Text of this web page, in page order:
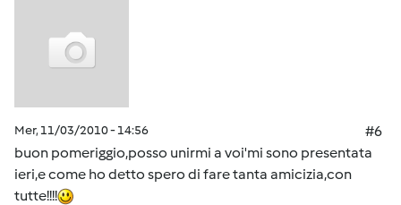
Mer, 11/03/2010 - 14:56
#6
buon pomeriggio,posso unirmi a voi'mi sono presentata
ieri,e come ho detto spero di fare tanta amicizia,con
tutte!!!!